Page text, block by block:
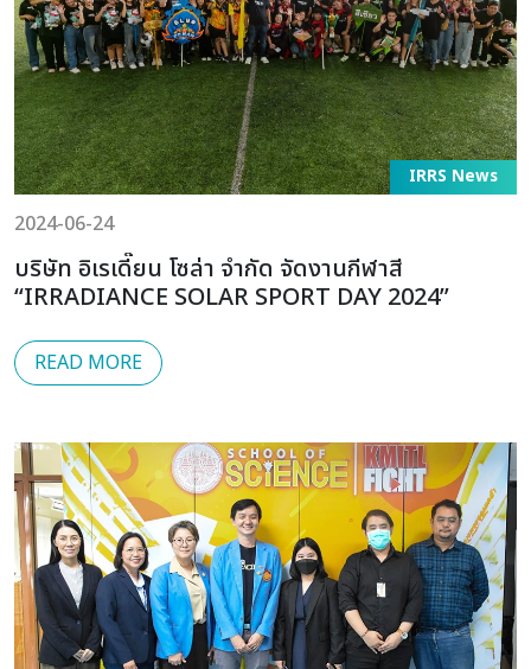
IRRS News
2024-06-24
บริษัท อิเรเดี๊ยน โซล่า จำกัด จัดงานกีฬาสี
“IRRADIANCE SOLAR SPORT DAY 2024”
READ MORE